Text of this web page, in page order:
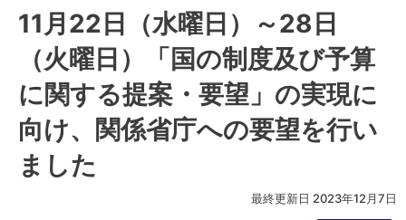
フォトダイアリー 2023年11月
11月22日（水曜日）～28日（火曜日）「国の制度及び予算に
関する提案・要望」の実現に向け、関係省庁への要望を行い
ました
11月22日（水曜日）～28日
（火曜日）「国の制度及び予算
に関する提案・要望」の実現に
向け、関係省庁への要望を行い
ました
最終更新日 2023年12月7日